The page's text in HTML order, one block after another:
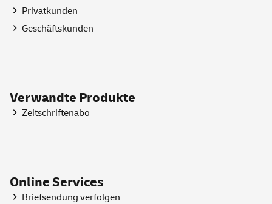
Privatkunden
Geschäftskunden
Verwandte Produkte
Zeitschriftenabo
Online Services
Briefsendung verfolgen